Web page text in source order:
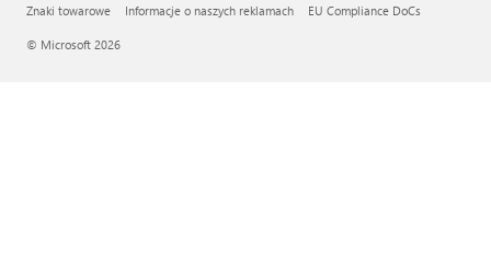
Znaki towarowe Informacje o naszych reklamach EU Compliance DoCs
© Microsoft 2026